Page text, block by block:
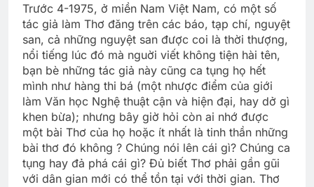
Trước 4-1975, ở miền Nam Việt Nam, có một số
tác giả làm Thơ đăng trên các báo, tạp chí, nguyệt
san, cả những nguyệt san được coi là thời thượng,
nổi tiếng lúc đó mà nguời viết không tiện hài tên,
bạn bè những tác giả này cũng ca tụng họ hết
mình như hàng thi bá (một nhược điểm của giới
làm Văn học Nghệ thuật cận và hiện đại, hay dở gì
khen bừa); nhưng bây giờ hỏi còn ai nhớ được
một bài Thơ của họ hoặc ít nhất là tinh thần những
bài thơ đó không ? Chúng nói lên cái gì? Chúng ca
tụng hay đả phá cái gì? Ðủ biết Thơ phải gần gũi
với dân gian mới có thể tồn tại với thời gian. Thơ